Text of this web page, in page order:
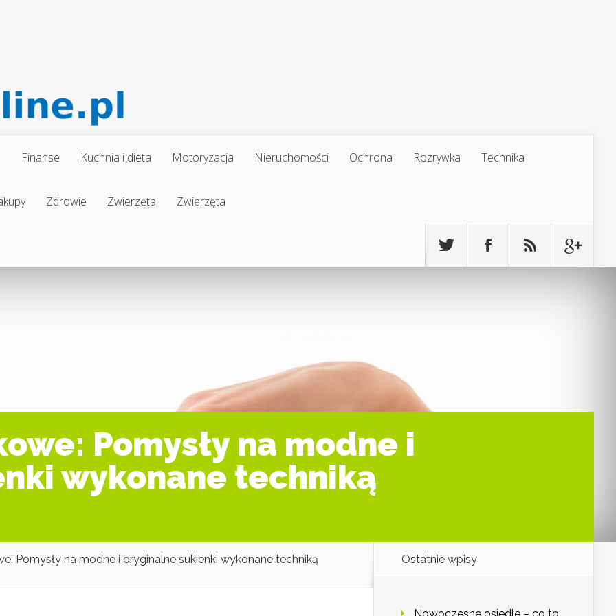
Finanse Kuchnia i dieta Motoryzacja Nieruchomości Ochrona Rozrywka Technika
Zdrowie Zwierzęta Zwierzęta
Pomysły na modne i
wykonane techniką
Pomysły na modne i oryginalne sukienki wykonane techniką Ostatnie wpisy